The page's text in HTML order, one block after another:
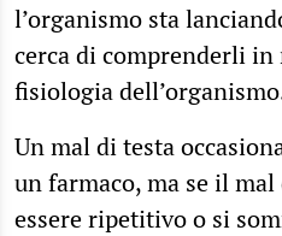
l’organismo sta
cerca di comprenderli
fisiologia
Un mal di testa
un farmaco, ma se il
essere ripetitivo o si